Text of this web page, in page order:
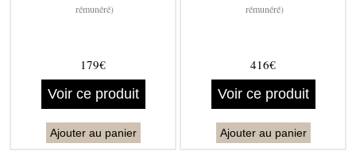
rémunéré)
179€
Voir ce produit
Ajouter au panier
rémunéré)
416€
Voir ce produit
Ajouter au panier